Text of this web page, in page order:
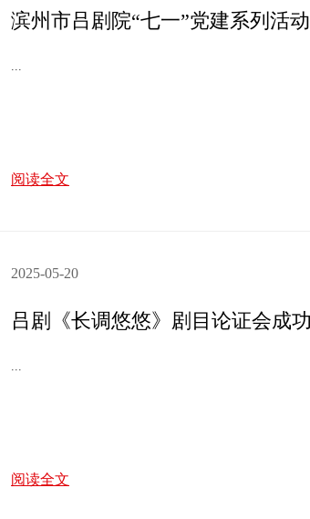
滨州市吕剧院“七一”党建系列活动
阅读全文
2025-05-20
吕剧《长调悠悠》剧目论证会成
...
阅读全文